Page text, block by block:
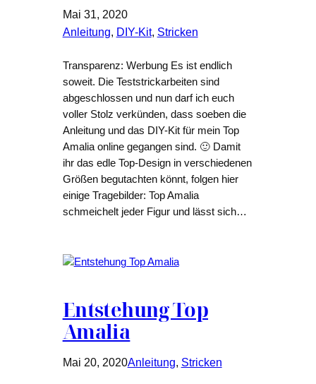
Mai 31, 2020
Anleitung, DIY-Kit, Stricken
Transparenz: Werbung Es ist endlich
soweit. Die Teststrickarbeiten sind
abgeschlossen und nun darf ich euch
voller Stolz verkünden, dass soeben die
Anleitung und das DIY-Kit für mein Top
Amalia online gegangen sind. 🙂 Damit
ihr das edle Top-Design in verschiedenen
Größen begutachten könnt, folgen hier
einige Tragebilder: Top Amalia
schmeichelt jeder Figur und lässt sich…
Entstehung Top
Amalia
Mai 20, 2020Anleitung, Stricken